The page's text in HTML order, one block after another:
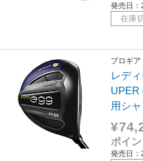
発売日：
在庫
プロギア
レデ
UPER
用シ
ポイ
発売日：